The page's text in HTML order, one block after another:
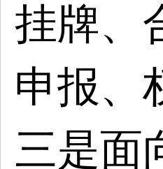
挂牌、
申报、
三是面